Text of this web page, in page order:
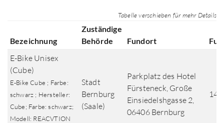
Tabelle verschieben für mehr Details
Bezeichnung
Zuständige
Behörde
Fundort
E-Bike Unisex
(Cube)
E-Bike Cube ; Farbe:
schwarz ; Hersteller:
Cube; Farbe: schwarz;
Modell: REACVTION
Stadt
Bernburg
(Saale)
Parkplatz des Hotel
Fürsteneck, Große
Einsiedelshgasse 2,
06406 Bernburg